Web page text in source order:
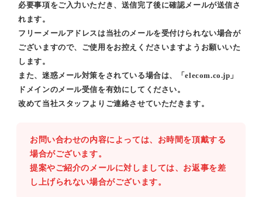
必要事項をご入力いただき、送信完了後に確認メールが送信さ
れます。
フリーメールアドレスは当社のメールを受付けられない場合が
ございますので、ご使用をお控えくださいますようお願いいた
します。
また、迷惑メール対策をされている場合は、「elecom.co.jp」
ドメインのメール受信を有効にしてください。
改めて当社スタッフよりご連絡させていただきます。
お問い合わせの内容によっては、お時間を頂戴する
場合がございます。
提案やご紹介のメールに対しましては、お返事を差
し上げられない場合がございます。